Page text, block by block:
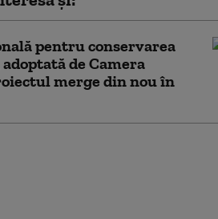
pentru conservarea
de Camera
merge din nou în